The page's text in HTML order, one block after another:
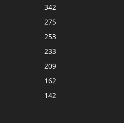
342
275
253
233
209
162
142